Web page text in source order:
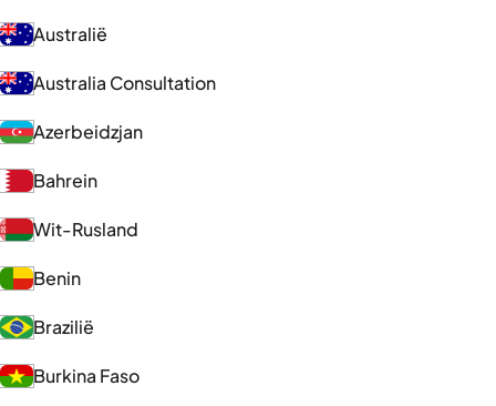
Australië
Australia Consultation
Azerbeidzjan
Bahrein
Wit-Rusland
Benin
Brazilië
Burkina Faso